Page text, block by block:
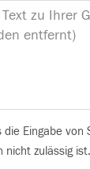
Eingabe von
nicht zulässig ist.